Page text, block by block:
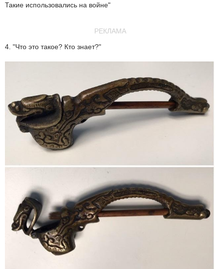
Такие использовались на войне"
РЕКЛАМА
4. "Что это такое? Кто знает?"